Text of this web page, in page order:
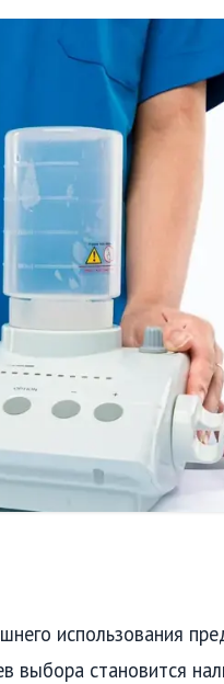
использования
выбора становится